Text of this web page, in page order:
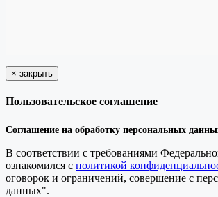
× закрыть
Пользовательское соглашение
Соглашение на обработку персональных
В соответствии с требованиями
ознакомился с политикой
оговорок и ограничений, совершение с
данных".